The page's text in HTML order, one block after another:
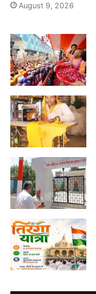
August 9, 2026